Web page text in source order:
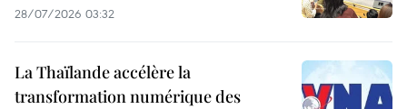
28/07/2026 03:32
La Thaïlande accélère la
transformation numérique des